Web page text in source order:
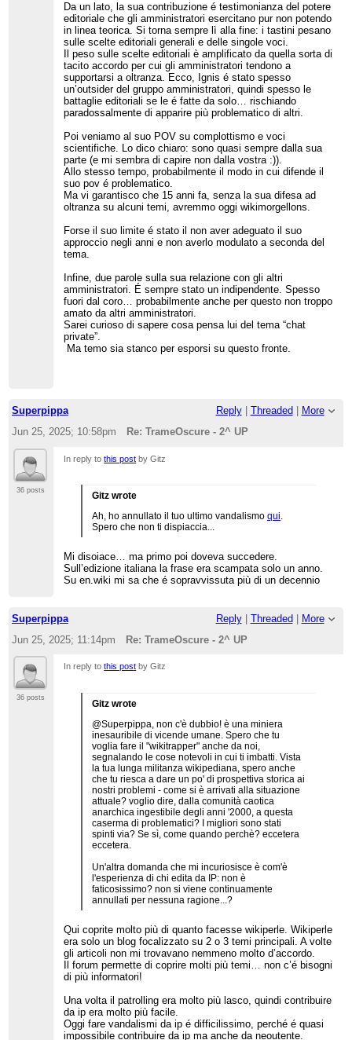
Da un lato, la sua contribuzione é testimonianza del potere
editoriale che gli amministratori esercitano pur non potendo
in linea teorica. Si torna sempre lì alla fine: i tastini pesano
sulle scelte editoriali generali e delle singole voci.
Il peso sulle scelte editoriali è amplificato da quella sorta di
tacito accordo per cui gli amministratori tendono a
supportarsi a oltranza. Ecco, Ignis é stato spesso
un’outsider del gruppo amministratori, quindi spesso le
battaglie editoriali se le é fatte da solo… rischiando
paradossalmente di apparire più problematico di altri.
Poi veniamo al suo POV su complottismo e voci
scientifiche. Lo dico chiaro: sono quasi sempre dalla sua
parte (e mi sembra di capire non dalla vostra :)).
Allo stesso tempo, probabilmente il modo in cui difende il
suo pov é problematico.
Ma vi garantisco che 15 anni fa, senza la sua difesa ad
oltranza su alcuni temi, avremmo oggi wikimorgellons.
Forse il suo limite é stato il non aver adeguato il suo
approccio negli anni e non averlo modulato a seconda del
tema.
Infine, due parole sulla sua relazione con gli altri
amministratori. É sempre stato un indipendente. Spesso
fuori dal coro… probabilmente anche per questo non troppo
amato da altri amministratori.
Sarei curioso di sapere cosa pensa lui del tema “chat
private”.
Ma temo sia stanco per esporsi su questo fronte.
Superpippa Reply| Threaded
More
Jun 25, 2025; 10:58pm
Re: TrameOscure - 2^ UP
36 posts
In reply tothis post by Gitz
Gitz wrote
Ah, ho annullato il tuo ultimo vandalismoqui.
Spero che non ti dispiaccia...
Mi disoiace… ma primo poi doveva succedere.
Sull’edizione italiana la frase era scampata solo un anno.
Su en.wiki mi sa che é sopravvissuta più di un decennio
Superpippa Reply| Threaded | More
Jun 25, 2025; 11:14pm
Re: TrameOscure - 2^ UP
36 posts
In reply tothis post by Gitz
Gitz wrote
@Superpippa, non c'è dubbio! è una miniera
inesauribile di vicende umane. Spero che tu
voglia fare il "wikitrapper" anche da noi,
segnalando le cose notevoli in cui ti imbatti. Vista
la tua lunga militanza wikipediana, spero anche
che tu riesca a dare un po' di prospettiva storica ai
nostri problemi - come si è arrivati alla situazione
attuale? voglio dire, dalla comunità caotica
anarchica ingestibile degli anni '2000, a questa
caserma di problematici? I migliori sono stati
spinti via? Se sì, come quando perchè? eccetera
eccetera.
Un'altra domanda che mi incuriosisce è com'è
l'esperienza di chi edita da IP: non è
faticosissimo? non si viene continuamente
annullati per nessuna ragione...?
Qui coprite molto più di quanto facesse wikiperle. Wikiperle
era solo un blog focalizzato su 2 o 3 temi principali. A volte
gli articoli non mi trovavano nemmeno molto d’accordo.
Il forum permette di coprire molti più temi… non c’é bisogni
di più informatori!
Una volta il patrolling era molto più lasco, quindi contribuire
da ip era molto più facile.
Oggi fare vandalismi da ip é difficilissimo, perché é quasi
impossibile contribuire da ip ma anche da neoutente.